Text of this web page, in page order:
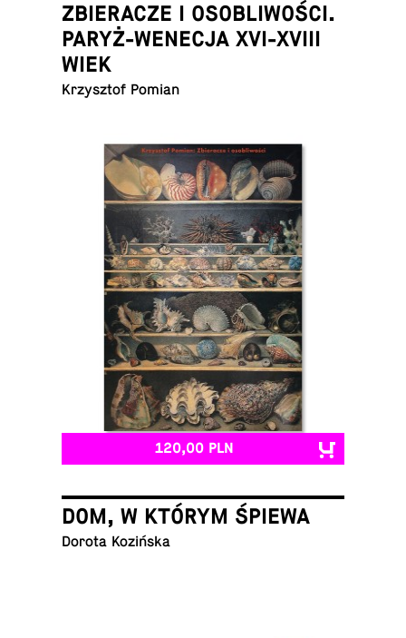
ZBIERACZE I OSOBLIWOŚCI.
PARYŻ-WENECJA XVI-XVIII
WIEK
Krzysz­tof Pomian
120,00 PLN
DOM, W KTÓRYM ŚPIEWA
Dorota Kozińska